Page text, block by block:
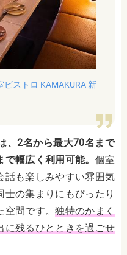
ストロ KAMAKURA 新
、2名から最大70名まで
幅広く利用可能。 個室
話も楽しみやすい雰囲気
の集まりにもぴったり
空間です。独特のかまく
に残るひとときを過ごせ